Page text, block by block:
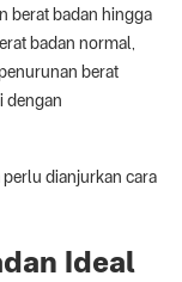
berat badan hingga
badan normal,
berat
dengan
perlu dianjurkan cara
Ideal